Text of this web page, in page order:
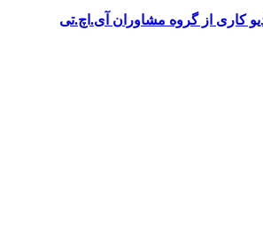
کاری از گروه مشاوران آی.اچ.تی